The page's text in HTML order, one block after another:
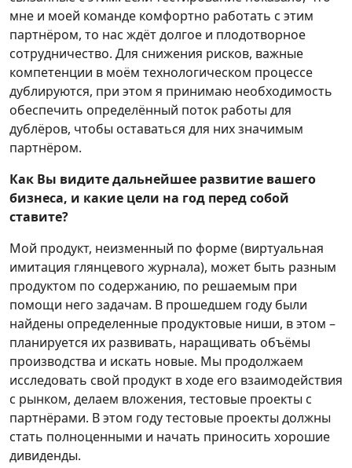
мне и моей команде комфортно работать с этим
партнёром, то нас ждёт долгое и плодотворное
сотрудничество. Для снижения рисков, важные
компетенции в моём технологическом процессе
дублируются, при этом я принимаю необходимость
обеспечить определённый поток работы для
дублёров, чтобы оставаться для них значимым
партнёром.
Как Вы видите дальнейшее развитие вашего
бизнеса, и какие цели на год перед собой
ставите?
Мой продукт, неизменный по форме (виртуальная
имитация глянцевого журнала), может быть разным
продуктом по содержанию, по решаемым при
помощи него задачам. В прошедшем году были
найдены определенные продуктовые ниши, в этом –
планируется их развивать, наращивать объёмы
производства и искать новые. Мы продолжаем
исследовать свой продукт в ходе его взаимодействия
с рынком, делаем вложения, тестовые проекты с
партнёрами. В этом году тестовые проекты должны
стать полноценными и начать приносить хорошие
дивиденды.